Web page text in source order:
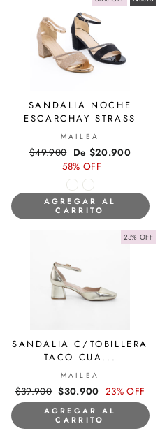
SANDALIA NOCHE
ESCARCHAY STRASS
MAILEA
Precio
habitual
$49.900 Precio
de
oferta
De $20.900
58% OFF
AGREGAR AL
CARRITO
23% OFF
SANDALIA C/TOBILLERA
TACO CUA...
MAILEA
Precio
habitual
$39.900 Precio
de
oferta
$30.900 23% OFF
AGREGAR AL
CARRITO